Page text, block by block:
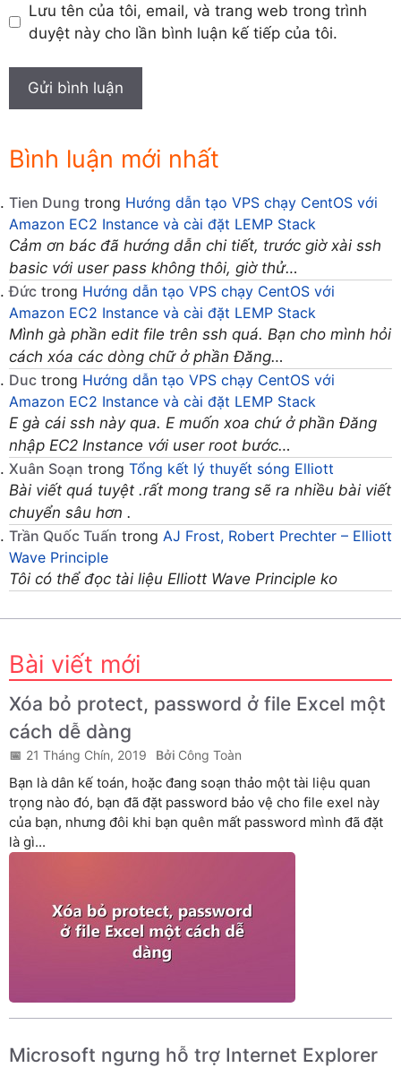
Lưu tên của tôi, email, và trang web trong trình
duyệt này cho lần bình luận kế tiếp của tôi.
Bình luận mới nhất
Tien Dung trong Hướng dẫn tạo VPS chạy CentOS với
Amazon EC2 Instance và cài đặt LEMP Stack
Cảm ơn bác đã hướng dẫn chi tiết, trước giờ xài ssh
basic với user pass không thôi, giờ thử…
Đức trong Hướng dẫn tạo VPS chạy CentOS với
Amazon EC2 Instance và cài đặt LEMP Stack
Mình gà phần edit file trên ssh quá. Bạn cho mình hỏi
cách xóa các dòng chữ ở phần Đăng…
Duc trong Hướng dẫn tạo VPS chạy CentOS với
Amazon EC2 Instance và cài đặt LEMP Stack
E gà cái ssh này qua. E muốn xoa chứ ở phần Đăng
nhập EC2 Instance với user root bước…
Xuân Soạn trong Tổng kết lý thuyết sóng Elliott
Bài viết quá tuyệt .rất mong trang sẽ ra nhiều bài viết
chuyển sâu hơn .
Trần Quốc Tuấn trong AJ Frost, Robert Prechter – Elliott
Wave Principle
Tôi có thể đọc tài liệu Elliott Wave Principle ko
Bài viết mới
Xóa bỏ protect, password ở file Excel một
cách dễ dàng
21 Tháng Chín, 2019 Công Toàn
Bạn là dân kế toán, hoặc đang soạn thảo một tài liệu quan
trọng nào đó, bạn đã đặt password bảo vệ cho file exel này
của bạn, nhưng đôi khi bạn quên mất password mình đã đặt
là gì...
Microsoft ngưng hỗ trợ Internet Explorer